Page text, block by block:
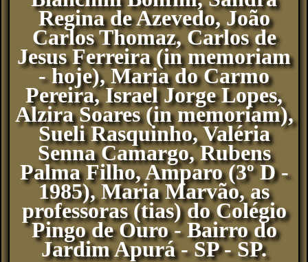
Regina de Azevedo, João
Carlos Thomaz, Carlos de
Jesus Ferreira (in memoriam
- hoje), Maria do Carmo
Pereira, Israel Jorge Lopes,
Alzira Soares (in memoriam),
Sueli Rasquinho, Valéria
Senna Camargo, Rubens
Palma Filho, Amparo (3º D -
1985), Maria Marvão, as
professoras (tias) do Colégio
Pingo de Ouro - Bairro do
Jardim Apurá - SP - SP.